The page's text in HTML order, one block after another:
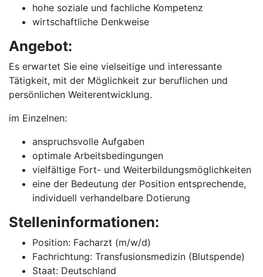
hohe soziale und fachliche Kompetenz
wirtschaftliche Denkweise
Angebot:
Es erwartet Sie eine vielseitige und interessante
Tätigkeit, mit der Möglichkeit zur beruflichen und
persönlichen Weiterentwicklung.
im Einzelnen:
anspruchsvolle Aufgaben
optimale Arbeitsbedingungen
vielfältige Fort- und Weiterbildungsmöglichkeiten
eine der Bedeutung der Position entsprechende,
individuell verhandelbare Dotierung
Stelleninformationen:
Position: Facharzt (m/w/d)
Fachrichtung: Transfusionsmedizin (Blutspende)
Staat: Deutschland